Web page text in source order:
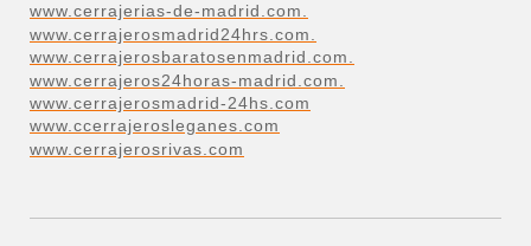
www.cerrajerias-de-madrid.com.
www.cerrajerosmadrid24hrs.com.
www.cerrajerosbaratosenmadrid.com.
www.cerrajeros24horas-madrid.com.
www.cerrajerosmadrid-24hs.com
www.ccerrajerosleganes.com
www.cerrajerosrivas.com